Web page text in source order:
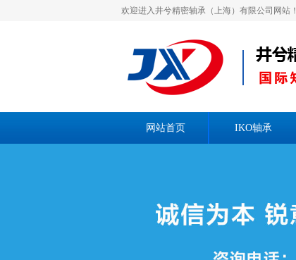
欢迎进入井兮精密轴承（上海）有限公司网站！
网站首页 IKO轴承